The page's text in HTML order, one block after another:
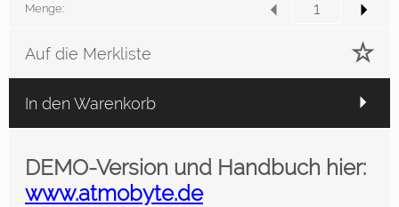
Menge:
Auf die Merkliste
In den Warenkorb
DEMO-Version und Handbuch hier:
www.atmobyte.de